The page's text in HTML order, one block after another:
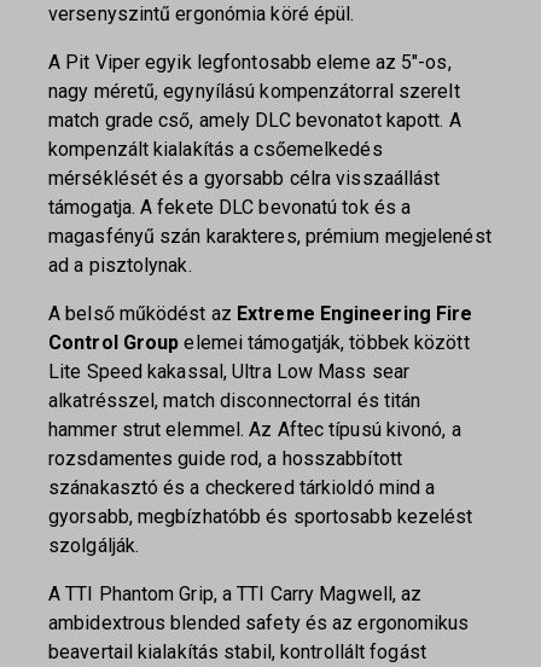
versenyszintű ergonómia köré épül.
A Pit Viper egyik legfontosabb eleme az 5″-os,
nagy méretű, egynyílású kompenzátorral szerelt
match grade cső, amely DLC bevonatot kapott. A
kompenzált kialakítás a csőemelkedés
mérséklését és a gyorsabb célra visszaállást
támogatja. A fekete DLC bevonatú tok és a
magasfényű szán karakteres, prémium megjelenést
ad a pisztolynak.
A belső működést az Extreme Engineering Fire
Control Group elemei támogatják, többek között
Lite Speed kakassal, Ultra Low Mass sear
alkatrésszel, match disconnectorral és titán
hammer strut elemmel. Az Aftec típusú kivonó, a
rozsdamentes guide rod, a hosszabbított
szánakasztó és a checkered tárkioldó mind a
gyorsabb, megbízhatóbb és sportosabb kezelést
szolgálják.
A TTI Phantom Grip, a TTI Carry Magwell, az
ambidextrous blended safety és az ergonomikus
beavertail kialakítás stabil, kontrollált fogást